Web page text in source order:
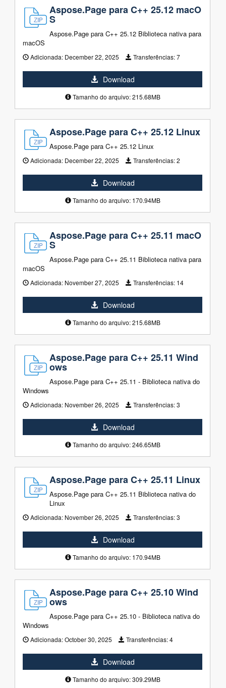
Aspose.Page para C++ 25.12 macO
S
Aspose.Page para C++ 25.12 Biblioteca nativa para
macOS
Adicionada: December 22, 2025 Transferências:7
Download
Tamanho do arquivo: 215.68MB
Aspose.Page para C++ 25.12 Linux
Aspose.Page para C++ 25.12 Linux
Adicionada: December 22, 2025 Transferências:2
Download
Tamanho do arquivo: 170.94MB
Aspose.Page para C++ 25.11 macO
S
Aspose.Page para C++ 25.11 Biblioteca nativa para
macOS
Adicionada: November 27, 2025 Transferências: 14
Download
Tamanho do arquivo: 215.68MB
Aspose.Page para C++ 25.11 Wind
ows
Aspose.Page para C++ 25.11 - Biblioteca nativa do
Windows
Adicionada: November 26, 2025 Transferências:3
Download
Tamanho do arquivo: 246.65MB
Aspose.Page para C++ 25.11 Linux
Aspose.Page para C++ 25.11 Biblioteca nativa do
Linux
Adicionada: November 26, 2025 Transferências:3
Download
Tamanho do arquivo: 170.94MB
Aspose.Page para C++ 25.10 Wind
ows
Aspose.Page para C++ 25.10 - Biblioteca nativa do
Windows
Adicionada:October 30, 2025 Transferências:4
Download
Tamanho do arquivo: 309.29MB